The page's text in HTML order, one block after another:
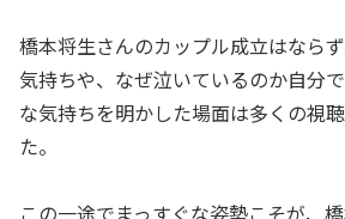
橋本将生さんのカップル成立はなら
気持ちや、なぜ泣いているのか自分
な気持ちを明かした場面は多くの視
た。